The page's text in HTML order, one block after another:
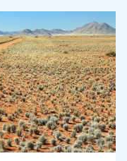
lang bij zal blijven.